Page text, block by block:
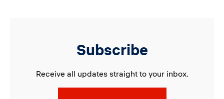
Subscribe
Receive all updates straight to your inbox.